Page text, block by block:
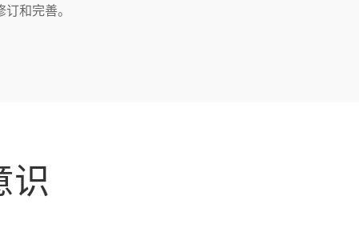
订和完善。
识